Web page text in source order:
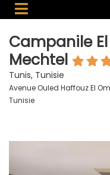
Campanile El
Mechtel
Tunis, Tunisie
Avenue Ouled Haffouz El
Tunisie